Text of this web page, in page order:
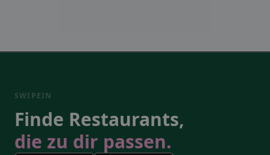
SWIPEIN
Finde Restaurants,
die zu dir passen.